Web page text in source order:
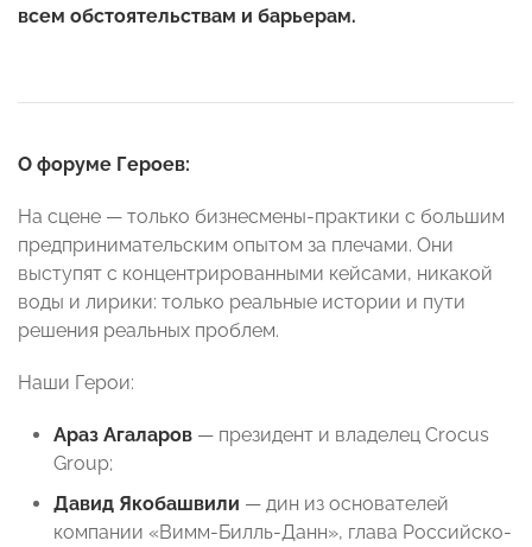
всем обстоятельствам и барьерам.
О форуме Героев:
На сцене — только бизнесмены-практики с большим
предпринимательским опытом за плечами. Они
выступят с концентрированными кейсами, никакой
воды и лирики: только реальные истории и пути
решения реальных проблем.
Наши Герои:
Араз Агаларов — президент и владелец Crocus
Group;
Давид Якобашвили — дин из основателей
компании «Вимм-Билль-Данн», глава Российско-